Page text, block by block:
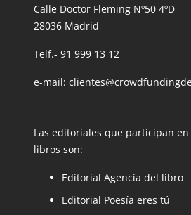
Calle Doctor Fleming Nº50 4ºD
28036 Madrid
Telf.- 91 999 13 12
e-mail:
Las editoriales que participan
libros son:
Editorial Agencia del libro
Editorial Poesía eres tú